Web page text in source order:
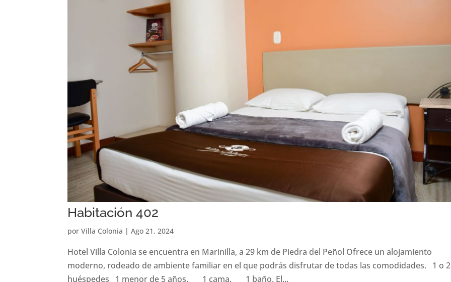
Habitación 402
porVilla Colonia |Ago 21, 2024
Hotel Villa Colonia se encuentra en Marinilla, a 29 km de Piedra del Peñol Ofrece un alojamiento
moderno, rodeado de ambiente familiar en el que podrás disfrutar de todas las comodidades. 1 o 2
huéspedes 1 menor de 5 años. 1 cama. 1 baño. El...